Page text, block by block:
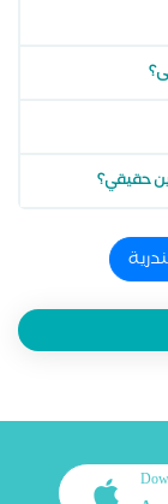
حقيقي؟